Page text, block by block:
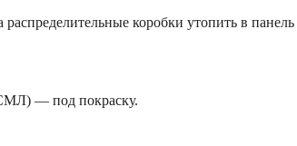
коробки утопить в панель
— под покраску.